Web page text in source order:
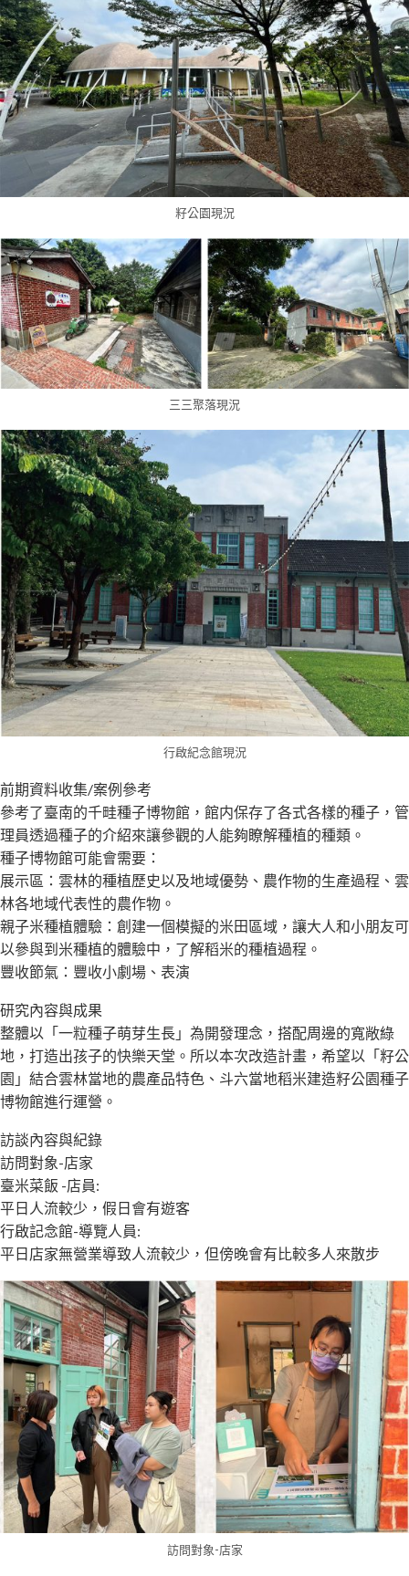
籽公園現況
三三聚落現況
行啟紀念館現況
前期資料收集/案例參考
參考了臺南的千畦種子博物館，館内保存了各式各樣的種子，管
理員透過種子的介紹來讓參觀的人能夠瞭解種植的種類。
種子博物館可能會需要：
展示區：雲林的種植歷史以及地域優勢、農作物的生產過程、雲
林各地域代表性的農作物。
親子米種植體驗：創建一個模擬的米田區域，讓大人和小朋友可
以參與到米種植的體驗中，了解稻米的種植過程。
豐收節氣：豐收小劇場、表演
研究內容與成果
整體以「一粒種子萌芽生長」為開發理念，搭配周邊的寬敞綠
地，打造出孩子的快樂天堂。所以本次改造計畫，希望以「籽公
園」結合雲林當地的農產品特色、斗六當地稻米建造籽公園種子
博物館進行運營。
訪談內容與紀錄
訪問對象-店家
臺米菜飯 -店員:
平日人流較少，假日會有遊客
行啟記念館-導覽人員:
平日店家無營業導致人流較少，但傍晚會有比較多人來散步
訪問對象-店家